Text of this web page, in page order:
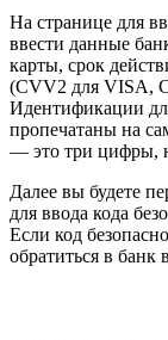
На странице для
ввести данные
карты, срок
(CVV2 для VISA,
Идентификации
пропечатаны на
— это три цифры,
Далее вы будете
для ввода кода
Если код
обратиться в